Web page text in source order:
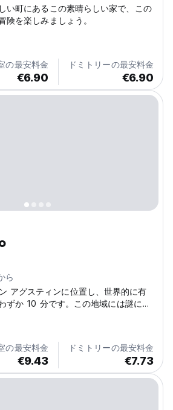
い町にあるこの素晴らしい家で、この
険を楽しみましょう。
の最安料金
€6.90
ドミトリーの最安料金
€6.90
ら
アグスティンに位置し、世界的に有
ずか 10 分です。この地域には謎に満
されています。 庭園の景色を望め、
チンを提供しています。カントリーハ
車場を無料で利用できます。バーベキ
サービス、ビジネス設備（ファクス、
しています。 私たちの農場では、天
の最安料金
€9.43
ドミトリーの最安料金
€7.73